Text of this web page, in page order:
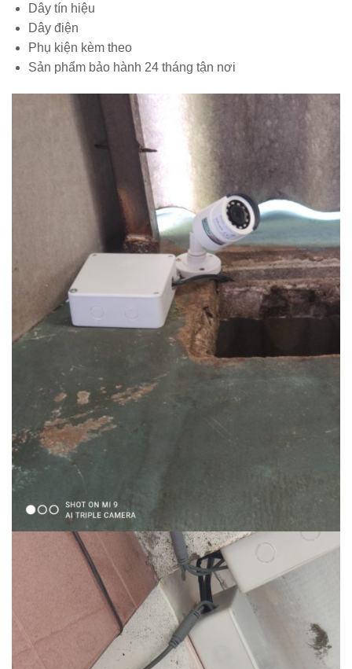
Dây tín hiệu
Dây điện
Phụ kiện kèm theo
Sản phẩm bảo hành 24 tháng tận nơi